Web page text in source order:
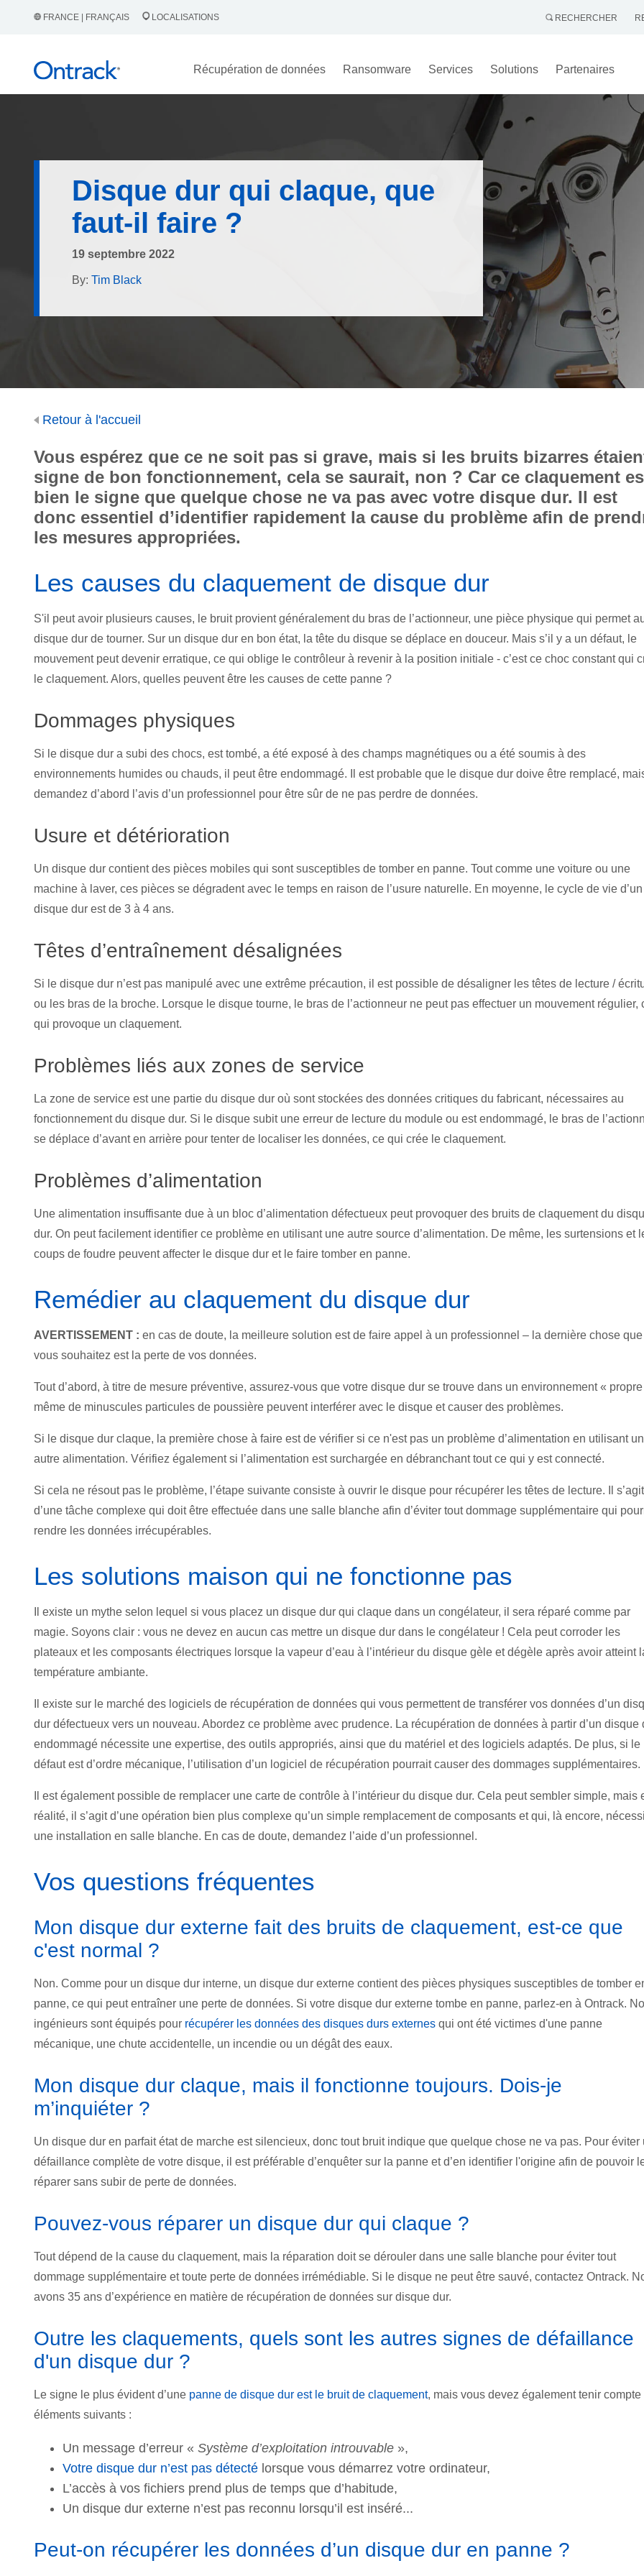
FRANCE | FRANÇAIS LOCALISATIONS RECHERCHER
Récupération de données Ransomware Services Solutions Partenaires
Disque dur qui claque, que
faut-il faire ?
19 septembre 2022
By: Tim Black
Retour à l'accueil
Vous espérez que ce ne soit pas si grave, mais si les bruits bizarres
signe de bon fonctionnement, cela se saurait, non ? Car ce claquement
bien le signe que quelque chose ne va pas avec votre disque dur. Il est
donc essentiel d’identifier rapidement la cause du problème afin de
les mesures appropriées.
Les causes du claquement de disque dur
S'il peut avoir plusieurs causes, le bruit provient généralement du bras de l’actionneur, une pièce physique qui permet
disque dur de tourner. Sur un disque dur en bon état, la tête du disque se déplace en douceur. Mais s’il y a un défaut, le
mouvement peut devenir erratique, ce qui oblige le contrôleur à revenir à la position initiale - c’est ce choc constant qui
le claquement. Alors, quelles peuvent être les causes de cette panne ?
Dommages physiques
Si le disque dur a subi des chocs, est tombé, a été exposé à des champs magnétiques ou a été soumis à des
environnements humides ou chauds, il peut être endommagé. Il est probable que le disque dur doive être remplacé,
demandez d’abord l’avis d’un professionnel pour être sûr de ne pas perdre de données.
Usure et détérioration
Un disque dur contient des pièces mobiles qui sont susceptibles de tomber en panne. Tout comme une voiture ou une
machine à laver, ces pièces se dégradent avec le temps en raison de l’usure naturelle. En moyenne, le cycle de vie d’un
disque dur est de 3 à 4 ans.
Têtes d’entraînement désalignées
Si le disque dur n’est pas manipulé avec une extrême précaution, il est possible de désaligner les têtes de lecture /
ou les bras de la broche. Lorsque le disque tourne, le bras de l’actionneur ne peut pas effectuer un mouvement régulier,
qui provoque un claquement.
Problèmes liés aux zones de service
La zone de service est une partie du disque dur où sont stockées des données critiques du fabricant, nécessaires au
fonctionnement du disque dur. Si le disque subit une erreur de lecture du module ou est endommagé, le bras de
se déplace d’avant en arrière pour tenter de localiser les données, ce qui crée le claquement.
Problèmes d’alimentation
Une alimentation insuffisante due à un bloc d’alimentation défectueux peut provoquer des bruits de claquement du
dur. On peut facilement identifier ce problème en utilisant une autre source d’alimentation. De même, les surtensions et
coups de foudre peuvent affecter le disque dur et le faire tomber en panne.
Remédier au claquement du disque dur
AVERTISSEMENT : en cas de doute, la meilleure solution est de faire appel à un professionnel – la dernière chose que
vous souhaitez est la perte de vos données.
Tout d’abord, à titre de mesure préventive, assurez-vous que votre disque dur se trouve dans un environnement «
même de minuscules particules de poussière peuvent interférer avec le disque et causer des problèmes.
Si le disque dur claque, la première chose à faire est de vérifier si ce n'est pas un problème d’alimentation en utilisant
autre alimentation. Vérifiez également si l’alimentation est surchargée en débranchant tout ce qui y est connecté.
Si cela ne résout pas le problème, l’étape suivante consiste à ouvrir le disque pour récupérer les têtes de lecture. Il s’agit
d’une tâche complexe qui doit être effectuée dans une salle blanche afin d’éviter tout dommage supplémentaire qui
rendre les données irrécupérables.
Les solutions maison qui ne fonctionne pas
Il existe un mythe selon lequel si vous placez un disque dur qui claque dans un congélateur, il sera réparé comme par
magie. Soyons clair : vous ne devez en aucun cas mettre un disque dur dans le congélateur ! Cela peut corroder les
plateaux et les composants électriques lorsque la vapeur d’eau à l’intérieur du disque gèle et dégèle après avoir atteint
température ambiante.
Il existe sur le marché des logiciels de récupération de données qui vous permettent de transférer vos données d’un
dur défectueux vers un nouveau. Abordez ce problème avec prudence. La récupération de données à partir d’un disque
endommagé nécessite une expertise, des outils appropriés, ainsi que du matériel et des logiciels adaptés. De plus, si le
défaut est d’ordre mécanique, l’utilisation d’un logiciel de récupération pourrait causer des dommages supplémentaires.
Il est également possible de remplacer une carte de contrôle à l’intérieur du disque dur. Cela peut sembler simple, mais
réalité, il s’agit d’une opération bien plus complexe qu’un simple remplacement de composants et qui, là encore,
une installation en salle blanche. En cas de doute, demandez l’aide d’un professionnel.
Vos questions fréquentes
Mon disque dur externe fait des bruits de claquement, est-ce que
c'est normal ?
Non. Comme pour un disque dur interne, un disque dur externe contient des pièces physiques susceptibles de tomber
panne, ce qui peut entraîner une perte de données. Si votre disque dur externe tombe en panne, parlez-en à Ontrack.
ingénieurs sont équipés pour récupérer les données des disques durs externes qui ont été victimes d'une panne
mécanique, une chute accidentelle, un incendie ou un dégât des eaux.
Mon disque dur claque, mais il fonctionne toujours. Dois-je
m’inquiéter ?
Un disque dur en parfait état de marche est silencieux, donc tout bruit indique que quelque chose ne va pas. Pour éviter
défaillance complète de votre disque, il est préférable d’enquêter sur la panne et d’en identifier l'origine afin de pouvoir
réparer sans subir de perte de données.
Pouvez-vous réparer un disque dur qui claque ?
Tout dépend de la cause du claquement, mais la réparation doit se dérouler dans une salle blanche pour éviter tout
dommage supplémentaire et toute perte de données irrémédiable. Si le disque ne peut être sauvé, contactez Ontrack.
avons 35 ans d’expérience en matière de récupération de données sur disque dur.
Outre les claquements, quels sont les autres signes de défaillance
d'un disque dur ?
Le signe le plus évident d’une panne de disque dur est le bruit de claquement, mais vous devez également tenir compte
éléments suivants :
Un message d’erreur « Système d’exploitation introuvable »,
Votre disque dur n’est pas détecté lorsque vous démarrez votre ordinateur,
L’accès à vos fichiers prend plus de temps que d’habitude,
Un disque dur externe n’est pas reconnu lorsqu’il est inséré...
Peut-on récupérer les données d’un disque dur en panne ?